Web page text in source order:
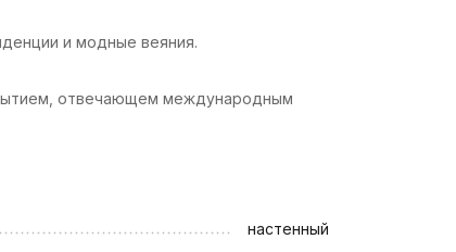
и модные веяния.
отвечающем международным
настенный